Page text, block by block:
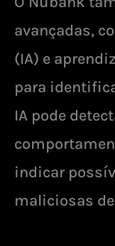
avançadas,
(IA) e
para
IA pode
indicar
maliciosas